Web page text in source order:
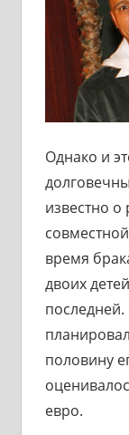
Однако и
известно о
время
двоих
половину
евро.